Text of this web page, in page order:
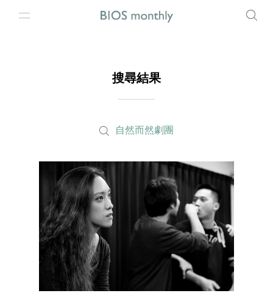
搜尋結果
自然而然劇團